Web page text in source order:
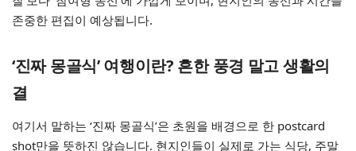
존중한 편집이 예상됩니다.
‘진짜 몽골식’ 여행이란? 흔한 풍경 말고 생활의
결
여기서 말하는 ‘진짜 몽골식’은 초원을 배경으로 한 postcard
shot만을 뜻하진 않습니다. 현지인들이 실제로 가는 식당, 주말